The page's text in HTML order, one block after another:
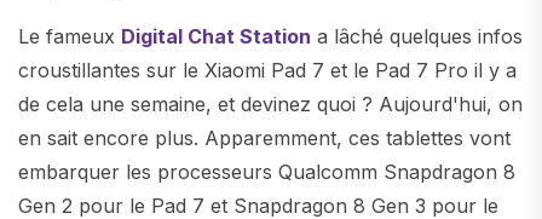
Le fameux Digital Chat Station a lâché quelques infos
croustillantes sur le Xiaomi Pad 7 et le Pad 7 Pro il y a
de cela une semaine, et devinez quoi ? Aujourd'hui, on
en sait encore plus. Apparemment, ces tablettes vont
embarquer les processeurs Qualcomm Snapdragon 8
Gen 2 pour le Pad 7 et Snapdragon 8 Gen 3 pour le